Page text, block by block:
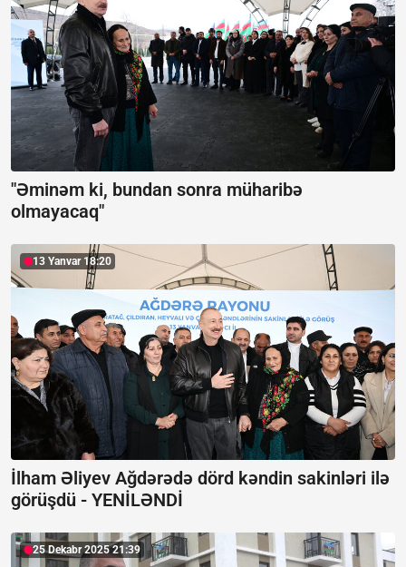
"Əminəm ki, bundan sonra müharibə
olmayacaq"
13 Yanvar 18:20
İlham Əliyev Ağdərədə dörd kəndin sakinləri ilə
görüşdü - YENİLƏNDİ
25 Dekabr 2025 21:39